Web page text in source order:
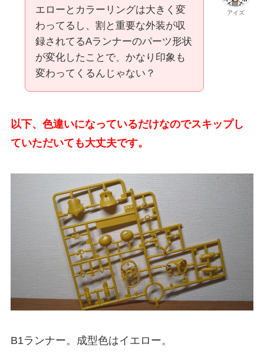
アイズ
エローとカラーリングは大きく変
わってるし、割と重要な外装が収
録されてるAランナーのパーツ形状
が変化したことで、かなり印象も
変わってくるんじゃない？
以下、色違いになっているだけなのでスキップし
ていただいても大丈夫です。
B1ランナー。成型色はイエロー。